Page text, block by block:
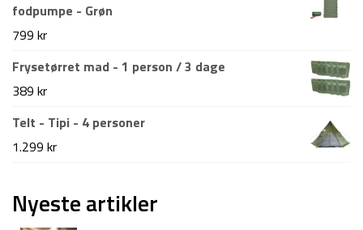
fodpumpe - Grøn
799 kr
Frysetørret mad - 1 person / 3 dage
389 kr
Telt - Tipi - 4 personer
1.299 kr
Nyeste artikler